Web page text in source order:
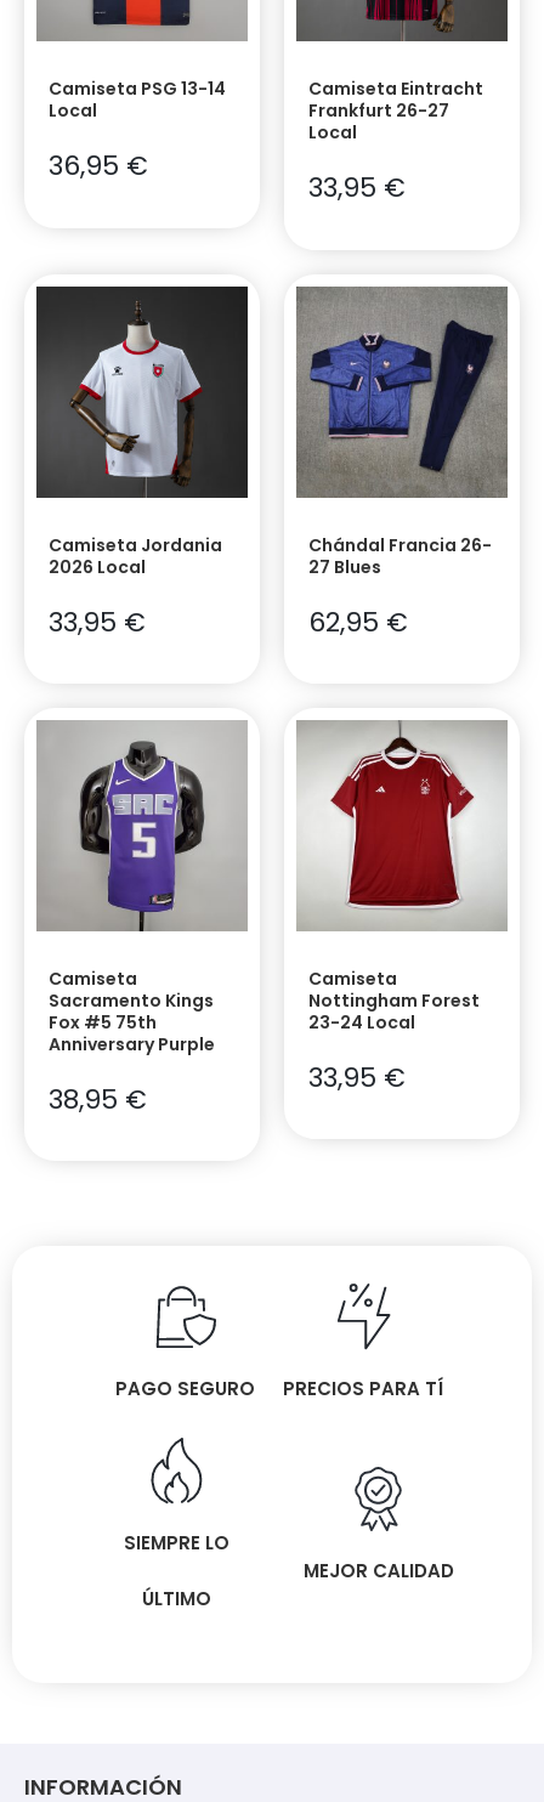
Camiseta PSG 13-14
Local
36,95 €
Camiseta Eintracht
Frankfurt 26-27
Local
33,95 €
Camiseta Jordania
2026 Local
33,95 €
Chándal Francia 26-
27 Blues
62,95 €
Camiseta
Sacramento Kings
Fox #5 75th
Anniversary Purple
38,95 €
Camiseta
Nottingham Forest
23-24 Local
33,95 €
PAGO SEGURO PRECIOS PARA TÍ
SIEMPRE LO
ÚLTIMO
MEJOR CALIDAD
INFORMACIÓN